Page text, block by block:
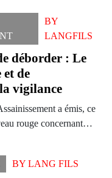
BY
LANGFILS
déborder : Le
de
vigilance
a émis, ce
rouge concernant…
BY LANG FILS